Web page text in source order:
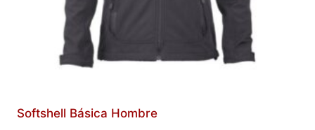
Softshell Básica Hombre